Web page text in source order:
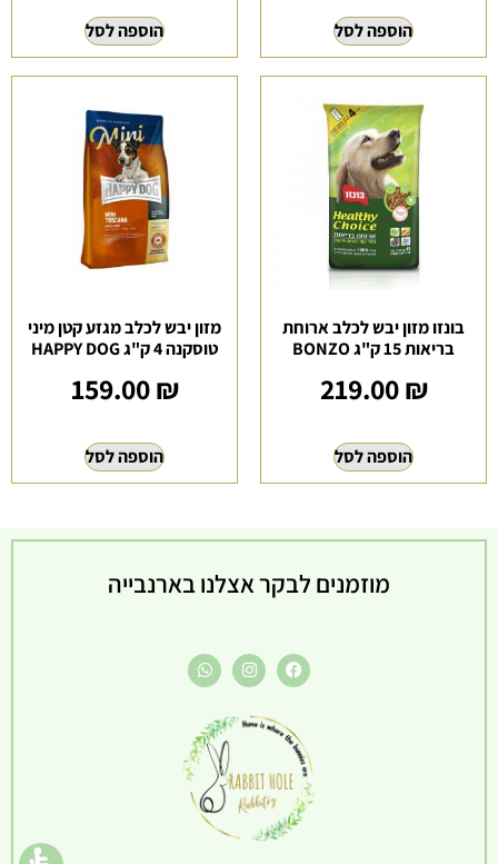
הוספה לסל הוספה לסל
בונזו מזון יבש לכלב ארוחת
בריאות 15 ק"ג BONZO
219.00₪
הוספה לסל
מזון יבש לכלב מגזע קטן מיני
טוסקנה 4 ק"ג HAPPY DOG
159.00₪
הוספה לסל
מוזמנים לבקר אצלנו בארנבייה